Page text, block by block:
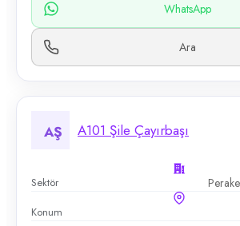
WhatsApp
Ara
AŞ A101 Şile Çayırbaşı
Sektör
Konum